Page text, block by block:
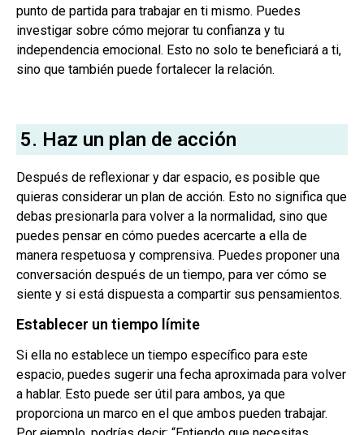
punto de partida para trabajar en ti mismo. Puedes
investigar sobre cómo mejorar tu confianza y tu
independencia emocional. Esto no solo te beneficiará a ti,
sino que también puede fortalecer la relación.
5. Haz un plan de acción
Después de reflexionar y dar espacio, es posible que
quieras considerar un plan de acción. Esto no significa que
debas presionarla para volver a la normalidad, sino que
puedes pensar en cómo puedes acercarte a ella de
manera respetuosa y comprensiva. Puedes proponer una
conversación después de un tiempo, para ver cómo se
siente y si está dispuesta a compartir sus pensamientos.
Establecer un tiempo límite
Si ella no establece un tiempo específico para este
espacio, puedes sugerir una fecha aproximada para volver
a hablar. Esto puede ser útil para ambos, ya que
proporciona un marco en el que ambos pueden trabajar.